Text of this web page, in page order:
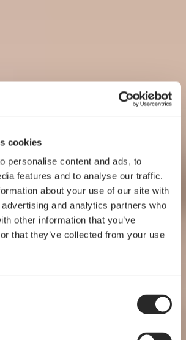
cookies
personalise content and ads, to
features and to analyse our traffic.
about your use of our site with
and analytics partners who
other information that you’ve
that they’ve collected from your use